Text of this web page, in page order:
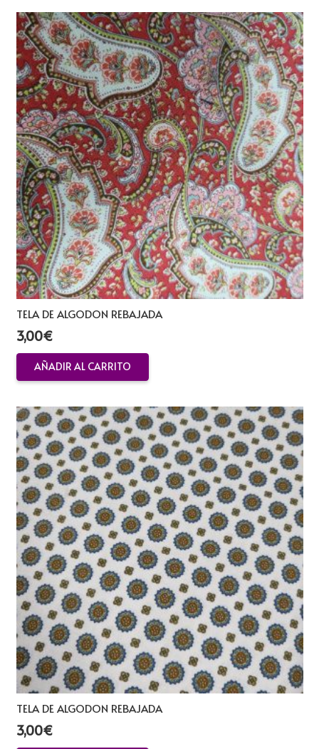
TELA DE ALGODON REBAJADA
3,00€
AÑADIR AL CARRITO
TELA DE ALGODON REBAJADA
3,00€